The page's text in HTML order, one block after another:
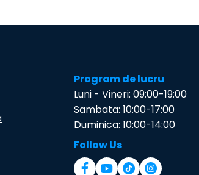
Program de lucru
Luni - Vineri: 09:00-19:00
Sambata: 10:00-17:00
Duminica: 10:00-14:00
Follow Us